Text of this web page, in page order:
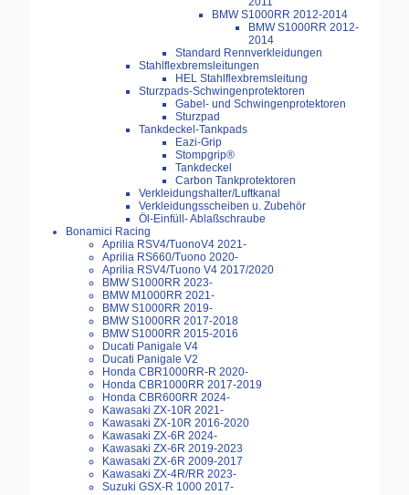
BMW S1000RR 2012-2014
BMW S1000RR 2012-
2014
Standard Rennverkleidungen
Stahlflexbremsleitungen
HEL Stahlflexbremsleitung
Sturzpads-Schwingenprotektoren
Gabel- und Schwingenprotektoren
Sturzpad
Tankdeckel-Tankpads
Eazi-Grip
Stompgrip®
Tankdeckel
Carbon Tankprotektoren
Verkleidungshalter/Luftkanal
Verkleidungsscheiben u. Zubehör
Öl-Einfüll- Ablaßschraube
Bonamici Racing
Aprilia RSV4/TuonoV4 2021-
Aprilia RS660/Tuono 2020-
Aprilia RSV4/Tuono V4 2017/2020
BMW S1000RR 2023-
BMW M1000RR 2021-
BMW S1000RR 2019-
BMW S1000RR 2017-2018
BMW S1000RR 2015-2016
Ducati Panigale V4
Ducati Panigale V2
Honda CBR1000RR-R 2020-
Honda CBR1000RR 2017-2019
Honda CBR600RR 2024-
Kawasaki ZX-10R 2021-
Kawasaki ZX-10R 2016-2020
Kawasaki ZX-6R 2024-
Kawasaki ZX-6R 2019-2023
Kawasaki ZX-6R 2009-2017
Kawasaki ZX-4R/RR 2023-
Suzuki GSX-R 1000 2017-